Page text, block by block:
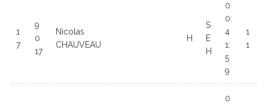
1
7
9
0
17
Nicolas
CHAUVEAU
H
S
E
H
0
0:
4
1:
5
9
1
1
0